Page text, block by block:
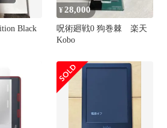
Black
¥28,000
呪術廻戦0 狗巻棘 楽天
Kobo